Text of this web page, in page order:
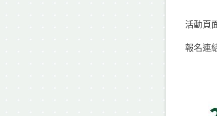
活動頁
報名連